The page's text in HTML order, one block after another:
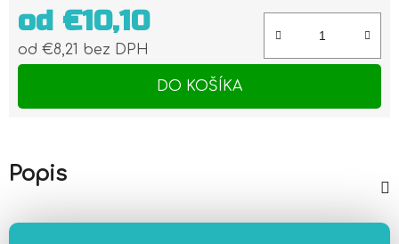
od €10,10
od €8,21 bez DPH
DO KOŠÍKA
Popis